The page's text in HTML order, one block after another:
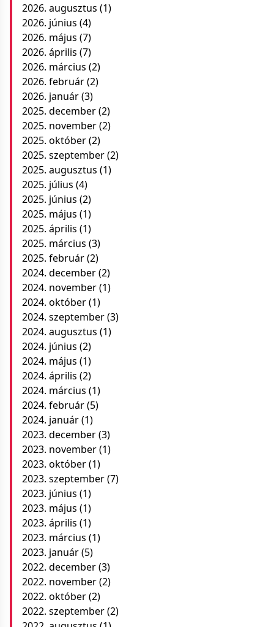
2026. augusztus (1)
2026. június (4)
2026. május (7)
2026. április (7)
2026. március (2)
2026. február(2)
2026. január(3)
2025. december(2)
2025. november(2)
2025. október(2)
2025. szeptember(2)
2025. augusztus (1)
2025. július (4)
2025. június (2)
2025. május (1)
2025. április (1)
2025. március (3)
2025. február(2)
2024. december(2)
2024. november(1)
2024. október(1)
2024. szeptember(3)
2024. augusztus (1)
2024. június (2)
2024. május (1)
2024. április (2)
2024. március (1)
2024. február(5)
2024. január(1)
2023. december(3)
2023. november(1)
2023. október(1)
2023. szeptember(7)
2023. június (1)
2023. május (1)
2023. április (1)
2023. március (1)
2023. január(5)
2022. december(3)
2022. november(2)
2022. október(2)
2022. szeptember(2)